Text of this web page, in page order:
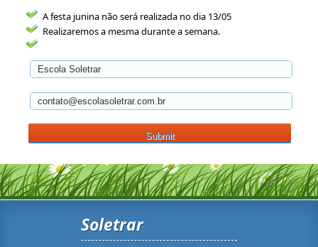
Soletrar
A festa junina não será realizada no dia 13/05
Realizaremos a mesma durante a semana.